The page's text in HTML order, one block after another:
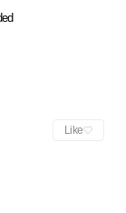
Like